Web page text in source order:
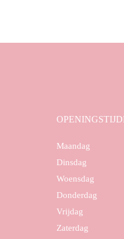
Maandag
Dinsdag
Woensdag
Donderdag
Vrijdag
Zaterdag